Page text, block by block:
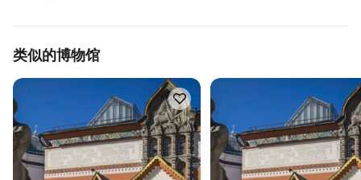
类似的博物馆